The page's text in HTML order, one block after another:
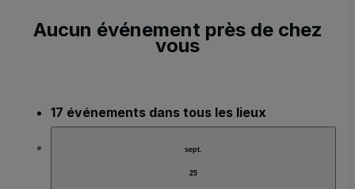
Aucun événement près de chez
vous
17 événements dans tous les lieux
sept.
25